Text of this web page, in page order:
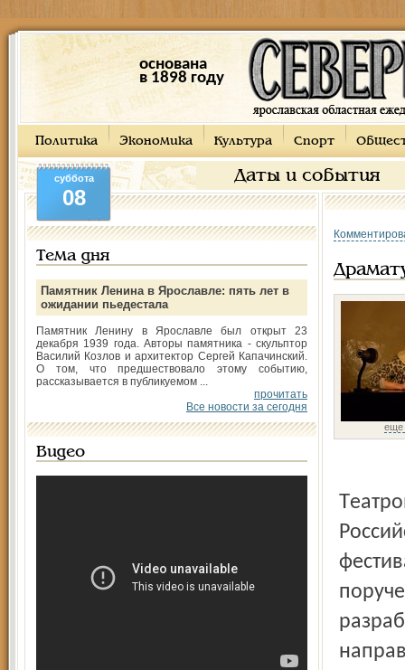
основана
в 1898 году
Политика Экономика Культура Спорт
Даты и события
суббота
08
Тема дня
Памятник Ленина в Ярославле: пять лет в
ожидании пьедестала
Памятник Ленину в Ярославле был открыт 23
декабря 1939 года. Авторы памятника - скульптор
Василий Козлов и архитектор Сергей Капачинский.
О том, что предшествовало этому событию,
рассказывается в публикуемом ...
прочитать
Все новости за сегодня
Видео
еще
Театром наций совместно с Министерством культуры